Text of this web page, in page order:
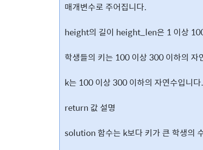
매개변수로 주어집니다.
height의 길이 height_len은 1 이상
학생들의 키는 100 이상 300 이하의 자
k는 100 이상 300 이하의 자연수입니다.
return 값 설명
solution 함수는 k보다 키가 큰 학생의